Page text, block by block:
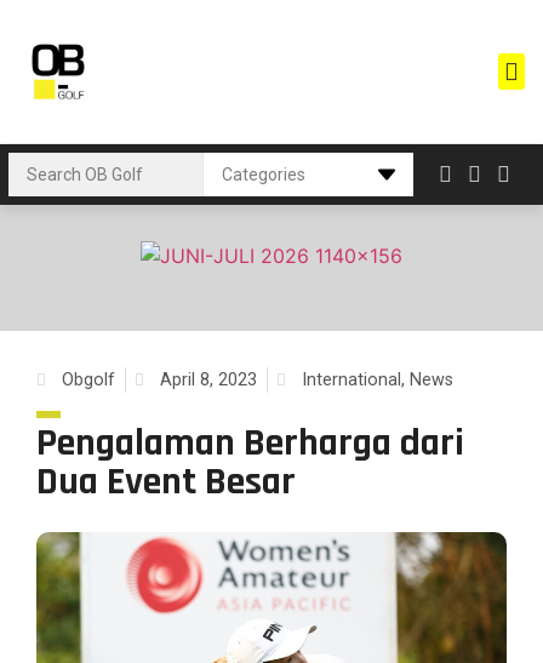
Obgolf April 8, 2023 International, News
Pengalaman Berharga dari
Dua Event Besar